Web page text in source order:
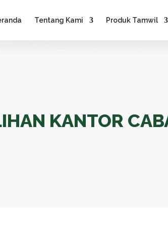
Tentang Kami Produk Tamwil
KANTOR